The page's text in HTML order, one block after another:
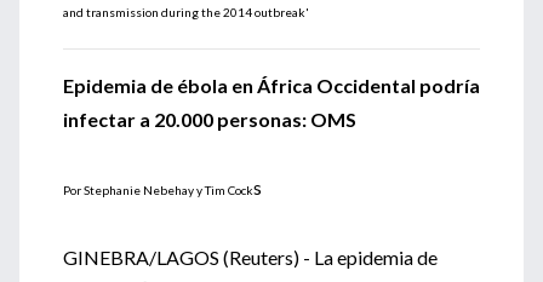
and transmission during the 2014 outbreak'
Epidemia de ébola en África Occidental podría
infectar a 20.000 personas: OMS
Por Stephanie Nebehay y Tim Cocks
GINEBRA/LAGOS (Reuters) - La epidemia de